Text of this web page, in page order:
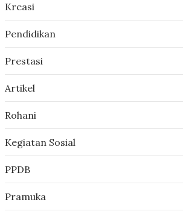
Kreasi
Pendidikan
Prestasi
Artikel
Rohani
Kegiatan Sosial
PPDB
Pramuka